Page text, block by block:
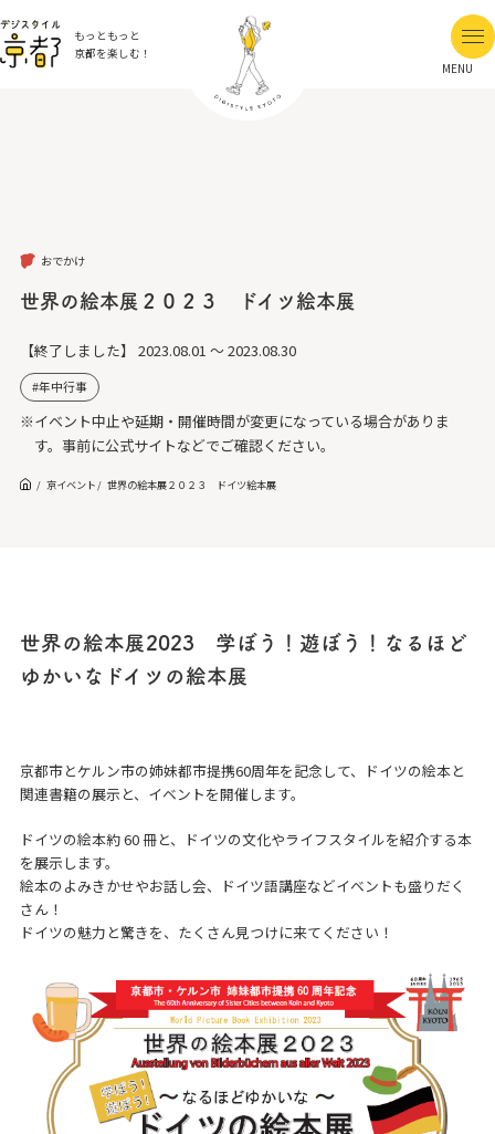
もっともっと
京都を楽しむ！
MENU
おでかけ
世界の絵本展２０２３ ドイツ絵本展
【終了しました】 2023.08.01 ～ 2023.08.30
年中行事
※イベント中止や延期・開催時間が変更になっている場合がありま
す。事前に公式サイトなどでご確認ください。
京イベント 世界の絵本展２０２３ ドイツ絵本展
世界の絵本展2023 学ぼう！遊ぼう！なるほど
ゆかいなドイツの絵本展
京都市とケルン市の姉妹都市提携60周年を記念して、ドイツの絵本と
関連書籍の展示と、イベントを開催します。
ドイツの絵本約 60 冊と、ドイツの文化やライフスタイルを紹介する本
を展示します。
絵本のよみきかせやお話し会、ドイツ語講座などイベントも盛りだく
さん！
ドイツの魅力と驚きを、たくさん見つけに来てください！